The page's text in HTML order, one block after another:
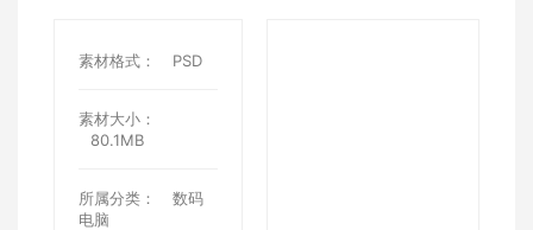
素材格式： PSD
素材大小：
80.1MB
所属分类：
数码
电脑